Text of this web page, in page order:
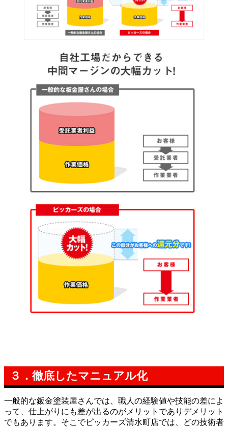
３．徹底したマニュアル化
一般的な鈑金塗装屋さんでは、職人の経験値や技能の差によ
って、仕上がりにも差が出るのがメリットでありデメリット
でもあります。そこでピッカーズ清水町店では、どの技術者